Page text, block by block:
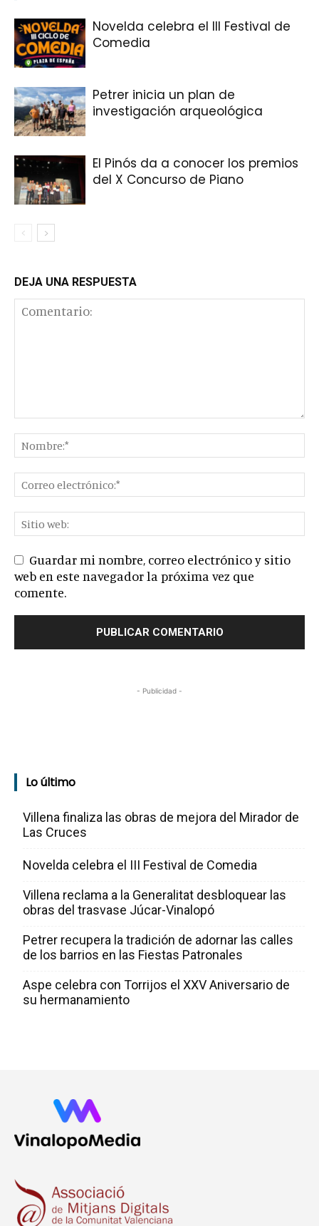
Novelda celebra el III Festival de
Comedia
Petrer inicia un plan de
investigación arqueológica
El Pinós da a conocer los premios
del X Concurso de Piano
DEJA UNA RESPUESTA
Guardar mi nombre, correo electrónico y sitio
web en este navegador la próxima vez que
comente.
- Publicidad -
Lo último
Villena finaliza las obras de mejora del Mirador de
Las Cruces
Novelda celebra el III Festival de Comedia
Villena reclama a la Generalitat desbloquear las
obras del trasvase Júcar-Vinalopó
Petrer recupera la tradición de adornar las calles
de los barrios en las Fiestas Patronales
Aspe celebra con Torrijos el XXV Aniversario de
su hermanamiento